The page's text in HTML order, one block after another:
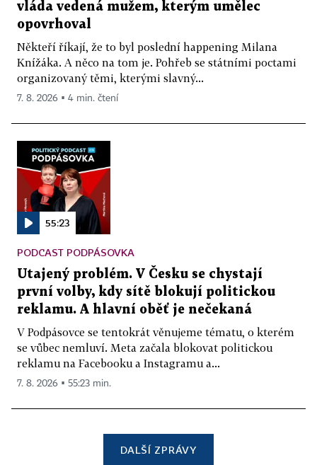
vláda vedená mužem, kterým umělec
opovrhoval
Někteří říkají, že to byl poslední happening Milana
Knížáka. A něco na tom je. Pohřeb se státními poctami
organizovaný těmi, kterými slavný...
7. 8. 2026 ▪ 4 min. čtení
55:23
PODCAST PODPÁSOVKA
Utajený problém. V Česku se chystají
první volby, kdy sítě blokují politickou
reklamu. A hlavní oběť je nečekaná
V Podpásovce se tentokrát věnujeme tématu, o kterém
se vůbec nemluví. Meta začala blokovat politickou
reklamu na Facebooku a Instagramu a...
7. 8. 2026 ▪ 55:23 min.
DALŠÍ ZPRÁVY